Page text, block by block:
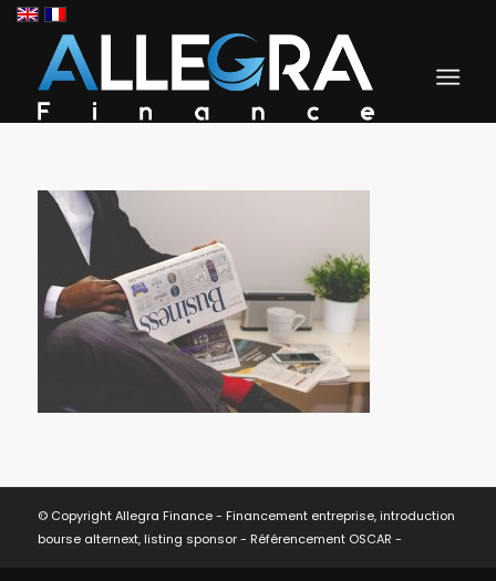
© Copyright Allegra Finance - Financement entreprise, introduction
bourse alternext, listing sponsor - Référencement OSCAR -